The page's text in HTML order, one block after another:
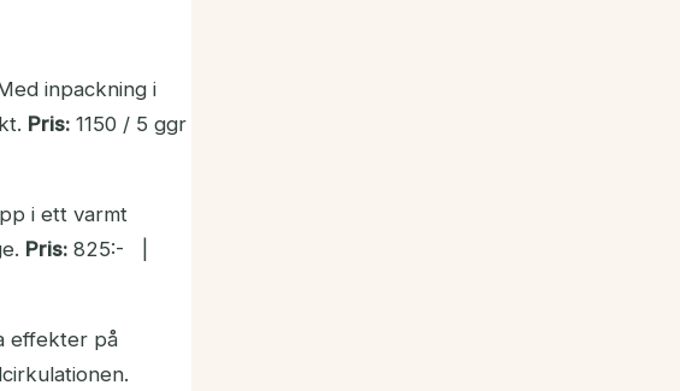
inpackning i
Pris: 1150 / 5 ggr
i ett varmt
Pris: 825:- |
effekter på